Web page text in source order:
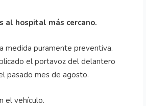
al hospital más cercano.
medida puramente preventiva.
el portavoz del delantero
pasado mes de agosto.
el vehículo.